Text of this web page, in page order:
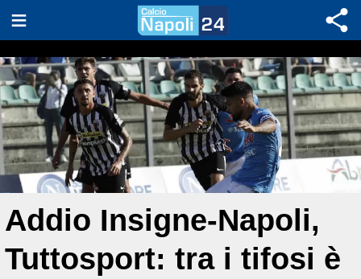
Addio Insigne-Napoli,
Tuttosport: tra i tifosi è